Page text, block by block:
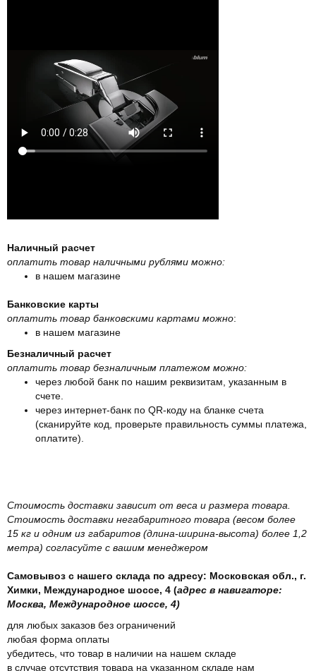
Наличный расчет
оплатить товар наличными рублями можно:
в нашем магазине
Банковские карты
оплатить товар банковскими картами можно:
в нашем магазине
Безналичный расчет
оплатить товар безналичным платежом можно:
через любой банк по нашим реквизитам, указанным в
счете.
через интернет-банк по QR-коду на бланке счета
(сканируйте код, проверьте правильность суммы платежа,
оплатите).
Стоимость доставки зависит от веса и размера товара.
Стоимость доставки негабаритного товара (весом более
15 кг и одним из габаритов (длина-ширина-высота) более 1,2
метра) согласуйте с вашим менеджером
Самовывоз с нашего склада по адресу: Московская обл., г.
Химки, Международное шоссе, 4 (адрес в навигаторе:
Москва, Международное шоссе, 4)
для любых заказов без ограничений
любая форма оплаты
убедитесь, что товар в наличии на нашем складе
в случае отсутствия товара на указанном складе нам